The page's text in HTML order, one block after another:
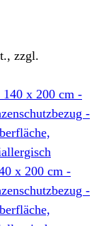
zzgl.
x 200 cm -
-